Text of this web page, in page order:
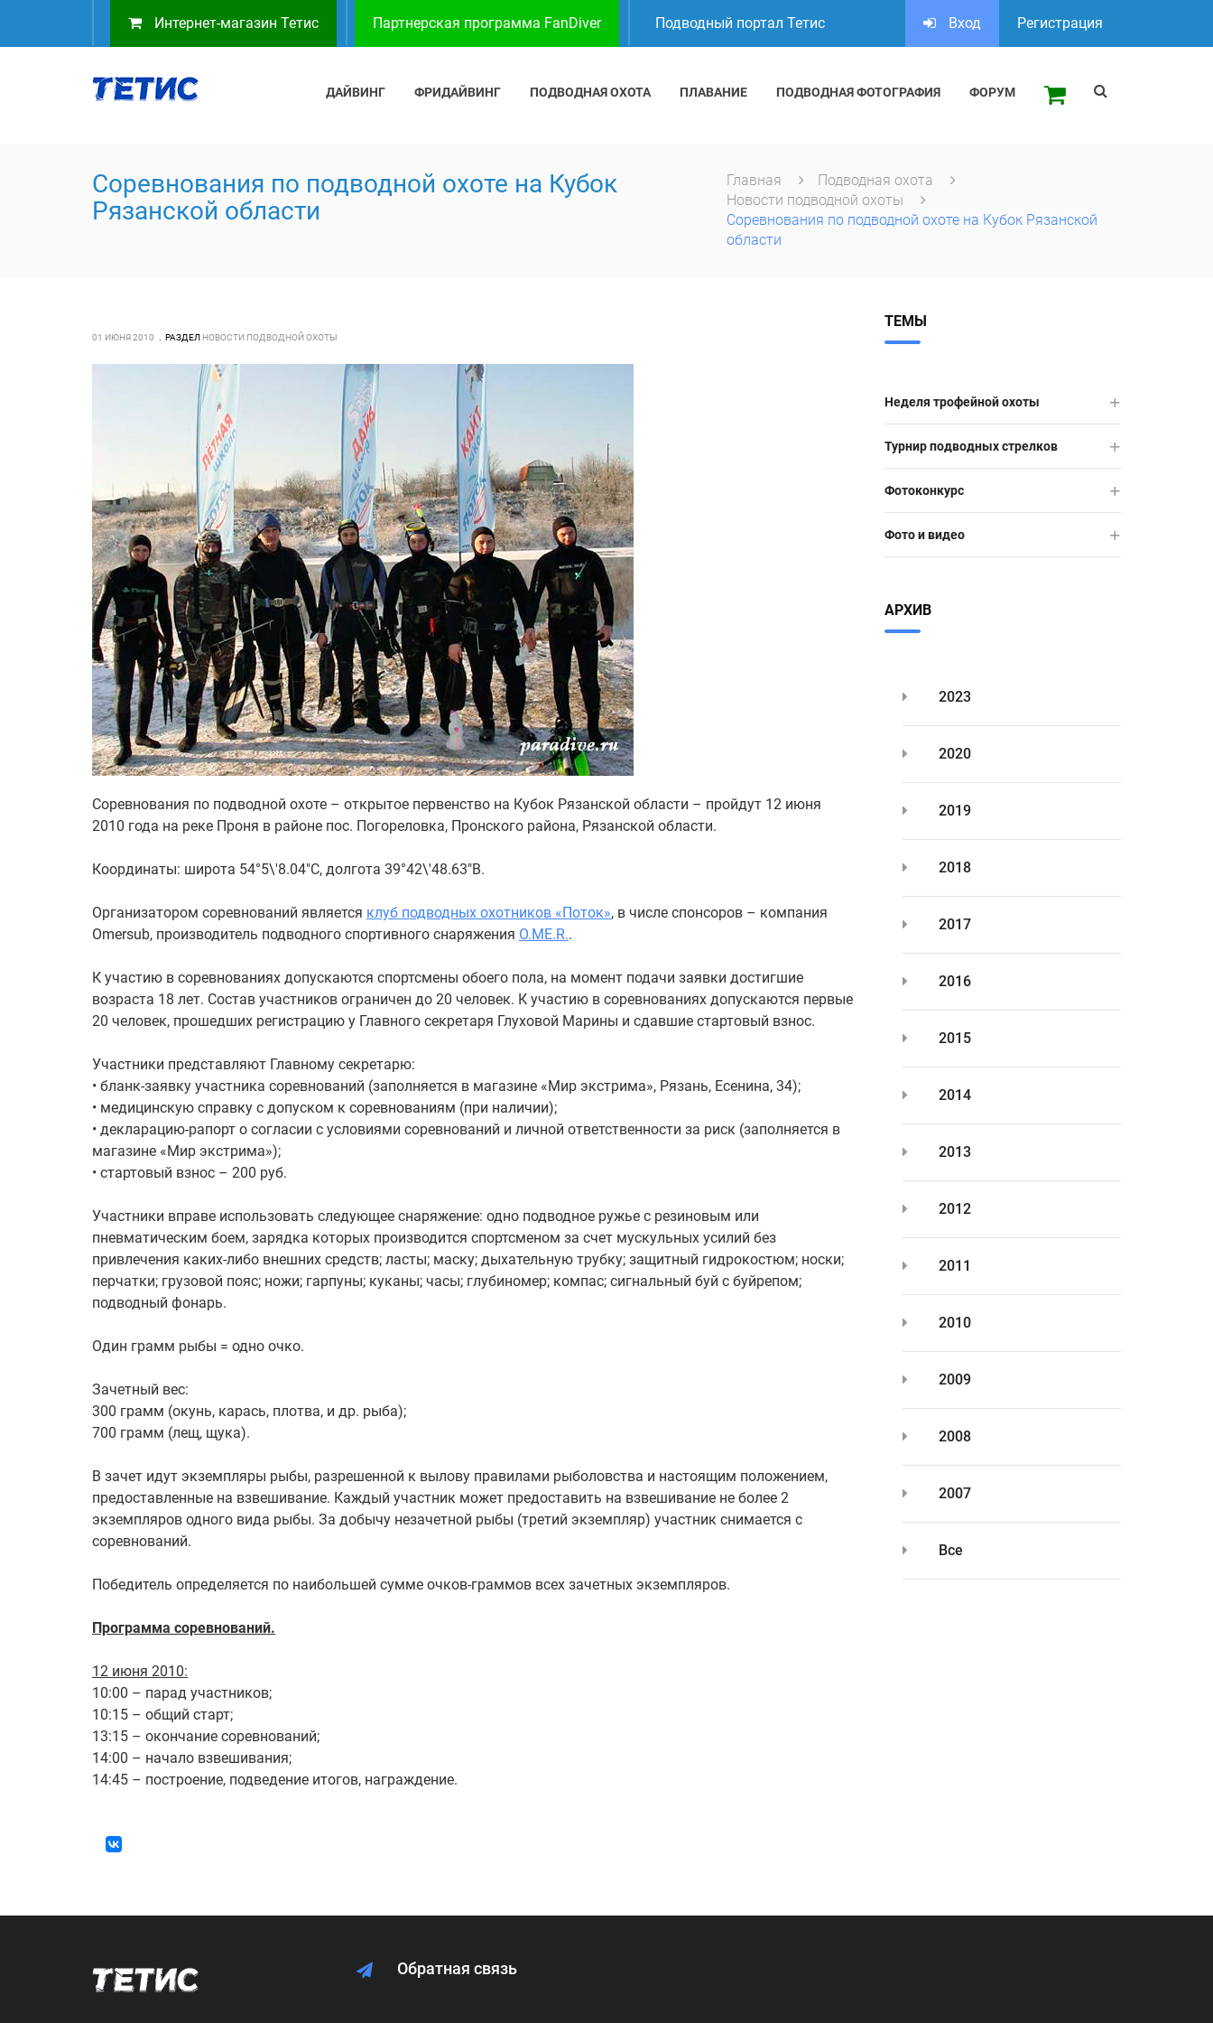
Интернет-магазин Тетис Партнерская программа FanDiver Подводный портал Тетис Вход Регистрация
ДАЙВИНГ ФРИДАЙВИНГ ПОДВОДНАЯ ОХОТА ПЛАВАНИЕ ПОДВОДНАЯ ФОТОГРАФИЯ ФОРУМ
Соревнования по подводной охоте на Кубок
Рязанской области
Главная
Подводная охота
Новости подводной охоты
Соревнования по подводной охоте на Кубок Рязанской
области
01 ИЮНЯ 2010 РАЗДЕЛ НОВОСТИ ПОДВОДНОЙ ОХОТЫ
Соревнования по подводной охоте – открытое первенство на Кубок Рязанской области – пройдут 12 июня
2010 года на реке Проня в районе пос. Погореловка, Пронского района, Рязанской области.
Координаты: широта 54°5\'8.04"С, долгота 39°42\'48.63"В.
Организатором соревнований является клуб подводных охотников «Поток», в числе спонсоров – компания
Omersub, производитель подводного спортивного снаряжения O.ME.R..
К участию в соревнованиях допускаются спортсмены обоего пола, на момент подачи заявки достигшие
возраста 18 лет. Состав участников ограничен до 20 человек. К участию в соревнованиях допускаются первые
20 человек, прошедших регистрацию у Главного секретаря Глуховой Марины и сдавшие стартовый взнос.
Участники представляют Главному секретарю:
• бланк-заявку участника соревнований (заполняется в магазине «Мир экстрима», Рязань, Есенина, 34);
• медицинскую справку с допуском к соревнованиям (при наличии);
• декларацию-рапорт о согласии с условиями соревнований и личной ответственности за риск (заполняется в
магазине «Мир экстрима»);
• стартовый взнос – 200 руб.
Участники вправе использовать следующее снаряжение: одно подводное ружье с резиновым или
пневматическим боем, зарядка которых производится спортсменом за счет мускульных усилий без
привлечения каких-либо внешних средств; ласты; маску; дыхательную трубку; защитный гидрокостюм; носки;
перчатки; грузовой пояс; ножи; гарпуны; куканы; часы; глубиномер; компас; сигнальный буй с буйрепом;
подводный фонарь.
Один грамм рыбы = одно очко.
Зачетный вес:
300 грамм (окунь, карась, плотва, и др. рыба);
700 грамм (лещ, щука).
В зачет идут экземпляры рыбы, разрешенной к вылову правилами рыболовства и настоящим положением,
предоставленные на взвешивание. Каждый участник может предоставить на взвешивание не более 2
экземпляров одного вида рыбы. За добычу незачетной рыбы (третий экземпляр) участник снимается с
соревнований.
Победитель определяется по наибольшей сумме очков-граммов всех зачетных экземпляров.
Программа соревнований.
12 июня 2010:
10:00 – парад участников;
10:15 – общий старт;
13:15 – окончание соревнований;
14:00 – начало взвешивания;
14:45 – построение, подведение итогов, награждение.
ТЕМЫ
Неделя трофейной охоты
Турнир подводных стрелков
Фотоконкурс
Фото и видео
АРХИВ
2023
2020
2019
2018
2017
2016
2015
2014
2013
2012
2011
2010
2009
2008
2007
Все
Обратная связь